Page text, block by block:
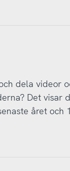
dela videor
Det visar
året och